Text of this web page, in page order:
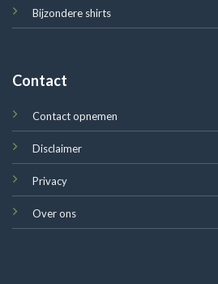
Bijzondere shirts
Contact
Contact opnemen
Disclaimer
Privacy
Over ons